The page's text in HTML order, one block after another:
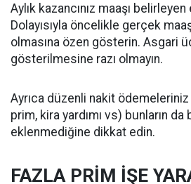
Aylık kazancınız maaşı
Dolayısıyla öncelikle gerçek
olmasına özen gösterin. Asgari
gösterilmesine razı olmayın.
Ayrıca düzenli nakit
prim, kira yardımı vs) bunların
eklenmediğine dikkat edin.
FAZLA PRİM İŞE